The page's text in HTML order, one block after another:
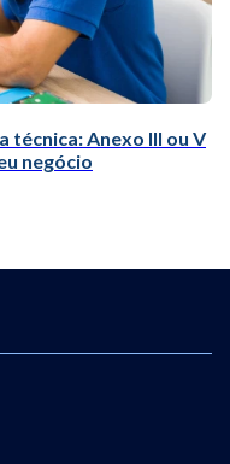
técnica: Anexo III ou V
negócio